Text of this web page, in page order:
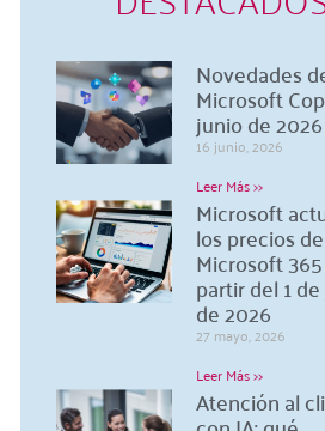
Novedades
Microsoft
junio de 2026
16 junio, 2026
Leer Más >>
Microsoft
los precios de
Microsoft
partir del 1
de 2026
27 mayo, 2026
Leer Más >>
Atención al